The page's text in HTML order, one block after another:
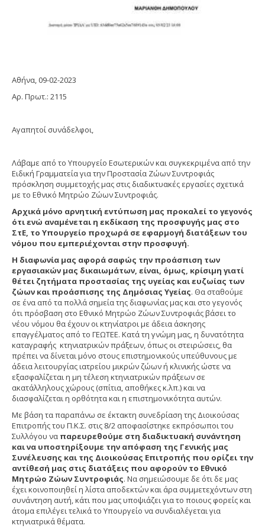
Αθήνα, 09-02-2023
Αρ. Πρωτ.: 2115
Αγαπητοί συνάδελφοι,
Λάβαμε από το Υπουργείο Εσωτερικών και συγκεκριμένα από την
Ειδική Γραμματεία για την Προστασία Ζώων Συντροφιάς
πρόσκληση συμμετοχής μας στις διαδικτυακές εργασίες σχετικά
με το Εθνικό Μητρώο Ζώων Συντροφιάς.
Αρχικά μόνο αρνητική εντύπωση μας προκαλεί το γεγονός
ότι ενώ αναμένεται η εκδίκαση της προσφυγής μας στο
ΣτΕ, το Υπουργείο προχωρά σε εφαρμογή διατάξεων του
νόμου που εμπεριέχονται στην προσφυγή.
Η διαφωνία μας αφορά σαφώς την προάσπιση των
εργασιακών μας δικαιωμάτων, είναι, όμως, κρίσιμη γιατί
θέτει ζητήματα προστασίας της υγείας και ευζωίας των
ζώων και προάσπισης της Δημόσιας Υγείας. Θα σταθούμε
σε ένα από τα πολλά σημεία της διαφωνίας μας και στο γεγονός
ότι πρόσβαση στο Εθνικό Μητρώο Ζώων Συντροφιάς βάσει το
νέου νόμου θα έχουν οι κτηνίατροι με άδεια άσκησης
επαγγέλματος από το ΓΕΩΤΕΕ. Κατά τη γνώμη μας, η δυνατότητα
καταγραφής κτηνιατρικών πράξεων, όπως οι στειρώσεις, θα
πρέπει να δίνεται μόνο στους επιστημονικούς υπεύθυνους με
άδεια λειτουργίας ιατρείου μικρών ζώων ή κλινικής ώστε να
εξασφαλίζεται η μη τέλεση κτηνιατρικών πράξεων σε
ακατάλληλους χώρους (σπίτια, αποθήκες κ.λπ.) και να
διασφαλίζεται η ορθότητα και η επιστημονικότητα αυτών.
Με βάση τα παραπάνω σε έκτακτη συνεδρίαση της Διοικούσας
Επιτροπής του Π.Κ.Σ. στις 8/2 αποφασίστηκε εκπρόσωποι του
Συλλόγου να παρευρεθούμε στη διαδικτυακή συνάντηση
και να υποστηρίξουμε την απόφαση της Γενικής μας
Συνέλευσης και της Διοικούσας Επιτροπής που ορίζει την
αντίθεσή μας στις διατάξεις που αφορούν το Εθνικό
Μητρώο Ζώων Συντροφιάς. Να σημειώσουμε δε ότι δε μας
έχει κοινοποιηθεί η λίστα αποδεκτών και άρα συμμετεχόντων στη
συνάντηση αυτή, κάτι που μας υποψιάζει για το ποιους φορείς και
άτομα επιλέγει τελικά το Υπουργείο να συνδιαλέγεται για
κτηνιατρικά θέματα.